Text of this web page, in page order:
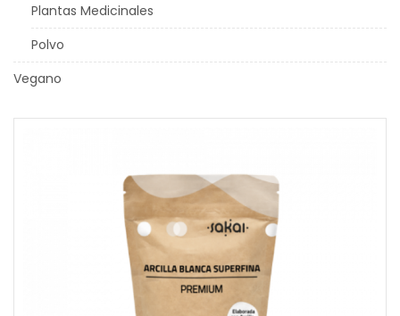
Plantas Medicinales
Polvo
Vegano